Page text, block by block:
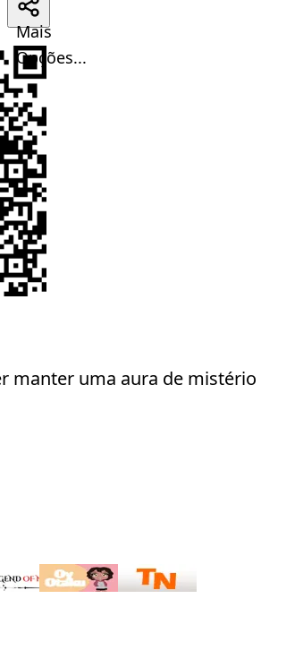
Mais
Opções...
manter uma aura de mistério